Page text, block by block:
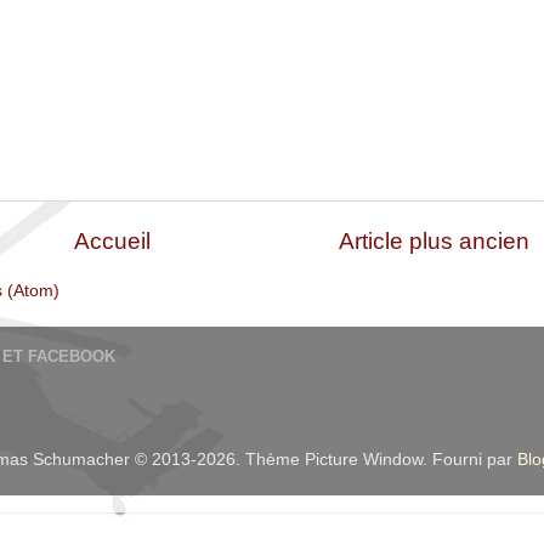
Article plus ancien
Accueil
(Atom)
FACEBOOK
Schumacher © 2013-2026. Thème Picture Window. Fourni par